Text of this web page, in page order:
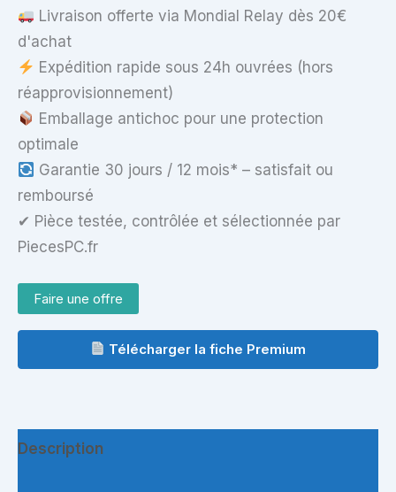
M.2 Livraison offerte via Mondial Relay dès 20€
d'achat
Expédition rapide sous 24h ouvrées (hors
réapprovisionnement)
Emballage antichoc pour une protection
optimale
Garantie 30 jours / 12 mois* – satisfait ou
remboursé
✔ Pièce testée, contrôlée et sélectionnée par
PiecesPC.fr
Faire une offre
Télécharger la fiche Premium
Description